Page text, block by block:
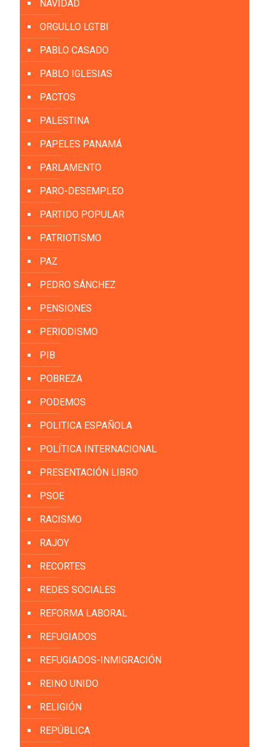
NAVIDAD
ORGULLO LGTBI
PABLO CASADO
PABLO IGLESIAS
PACTOS
PALESTINA
PAPELES PANAMÁ
PARLAMENTO
PARO-DESEMPLEO
PARTIDO POPULAR
PATRIOTISMO
PAZ
PEDRO SÁNCHEZ
PENSIONES
PERIODISMO
PIB
POBREZA
PODEMOS
POLITICA ESPAÑOLA
POLÍTICA INTERNACIONAL
PRESENTACIÓN LIBRO
PSOE
RACISMO
RAJOY
RECORTES
REDES SOCIALES
REFORMA LABORAL
REFUGIADOS
REFUGIADOS-INMIGRACIÓN
REINO UNIDO
RELIGIÓN
REPÚBLICA